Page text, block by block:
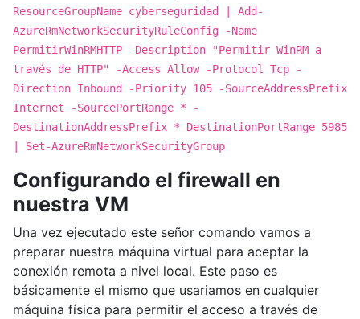
ResourceGroupName cyberseguridad | Add-
AzureRmNetworkSecurityRuleConfig -Name
PermitirWinRMHTTP -Description "Permitir WinRM a
través de HTTP" -Access Allow -Protocol Tcp -
Direction Inbound -Priority 105 -SourceAddressPrefix
Internet -SourcePortRange * -
DestinationAddressPrefix * DestinationPortRange 5985
| Set-AzureRmNetworkSecurityGroup
Configurando el firewall en
nuestra VM
Una vez ejecutado este señor comando vamos a
preparar nuestra máquina virtual para aceptar la
conexión remota a nivel local. Este paso es
básicamente el mismo que usariamos en cualquier
máquina física para permitir el acceso a través de